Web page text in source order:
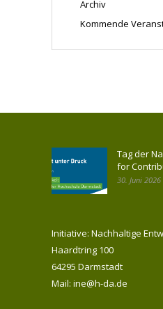
Archiv
Kommende
Tag der
for
30. Juni 2026
Initiative: Nachhaltige
Haardtring 100
64295 Darmstadt
Mail: ine@h-da.de